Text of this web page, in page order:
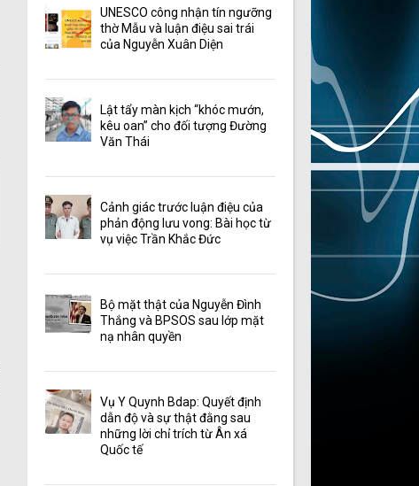
UNESCO công nhận tín ngưỡng
thờ Mẫu và luận điệu sai trái
của Nguyễn Xuân Diện
Lật tẩy màn kịch “khóc mướn,
kêu oan” cho đối tượng Đường
Văn Thái
Cảnh giác trước luận điệu của
phản động lưu vong: Bài học từ
vụ việc Trần Khắc Đức
Bộ mặt thật của Nguyễn Đình
Thắng và BPSOS sau lớp mặt
nạ nhân quyền
Vụ Y Quynh Bdap: Quyết định
dẫn độ và sự thật đằng sau
những lời chỉ trích từ Ân xá
Quốc tế